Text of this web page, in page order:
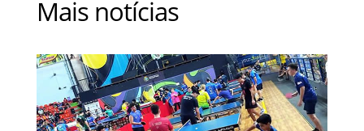
Mais notícias